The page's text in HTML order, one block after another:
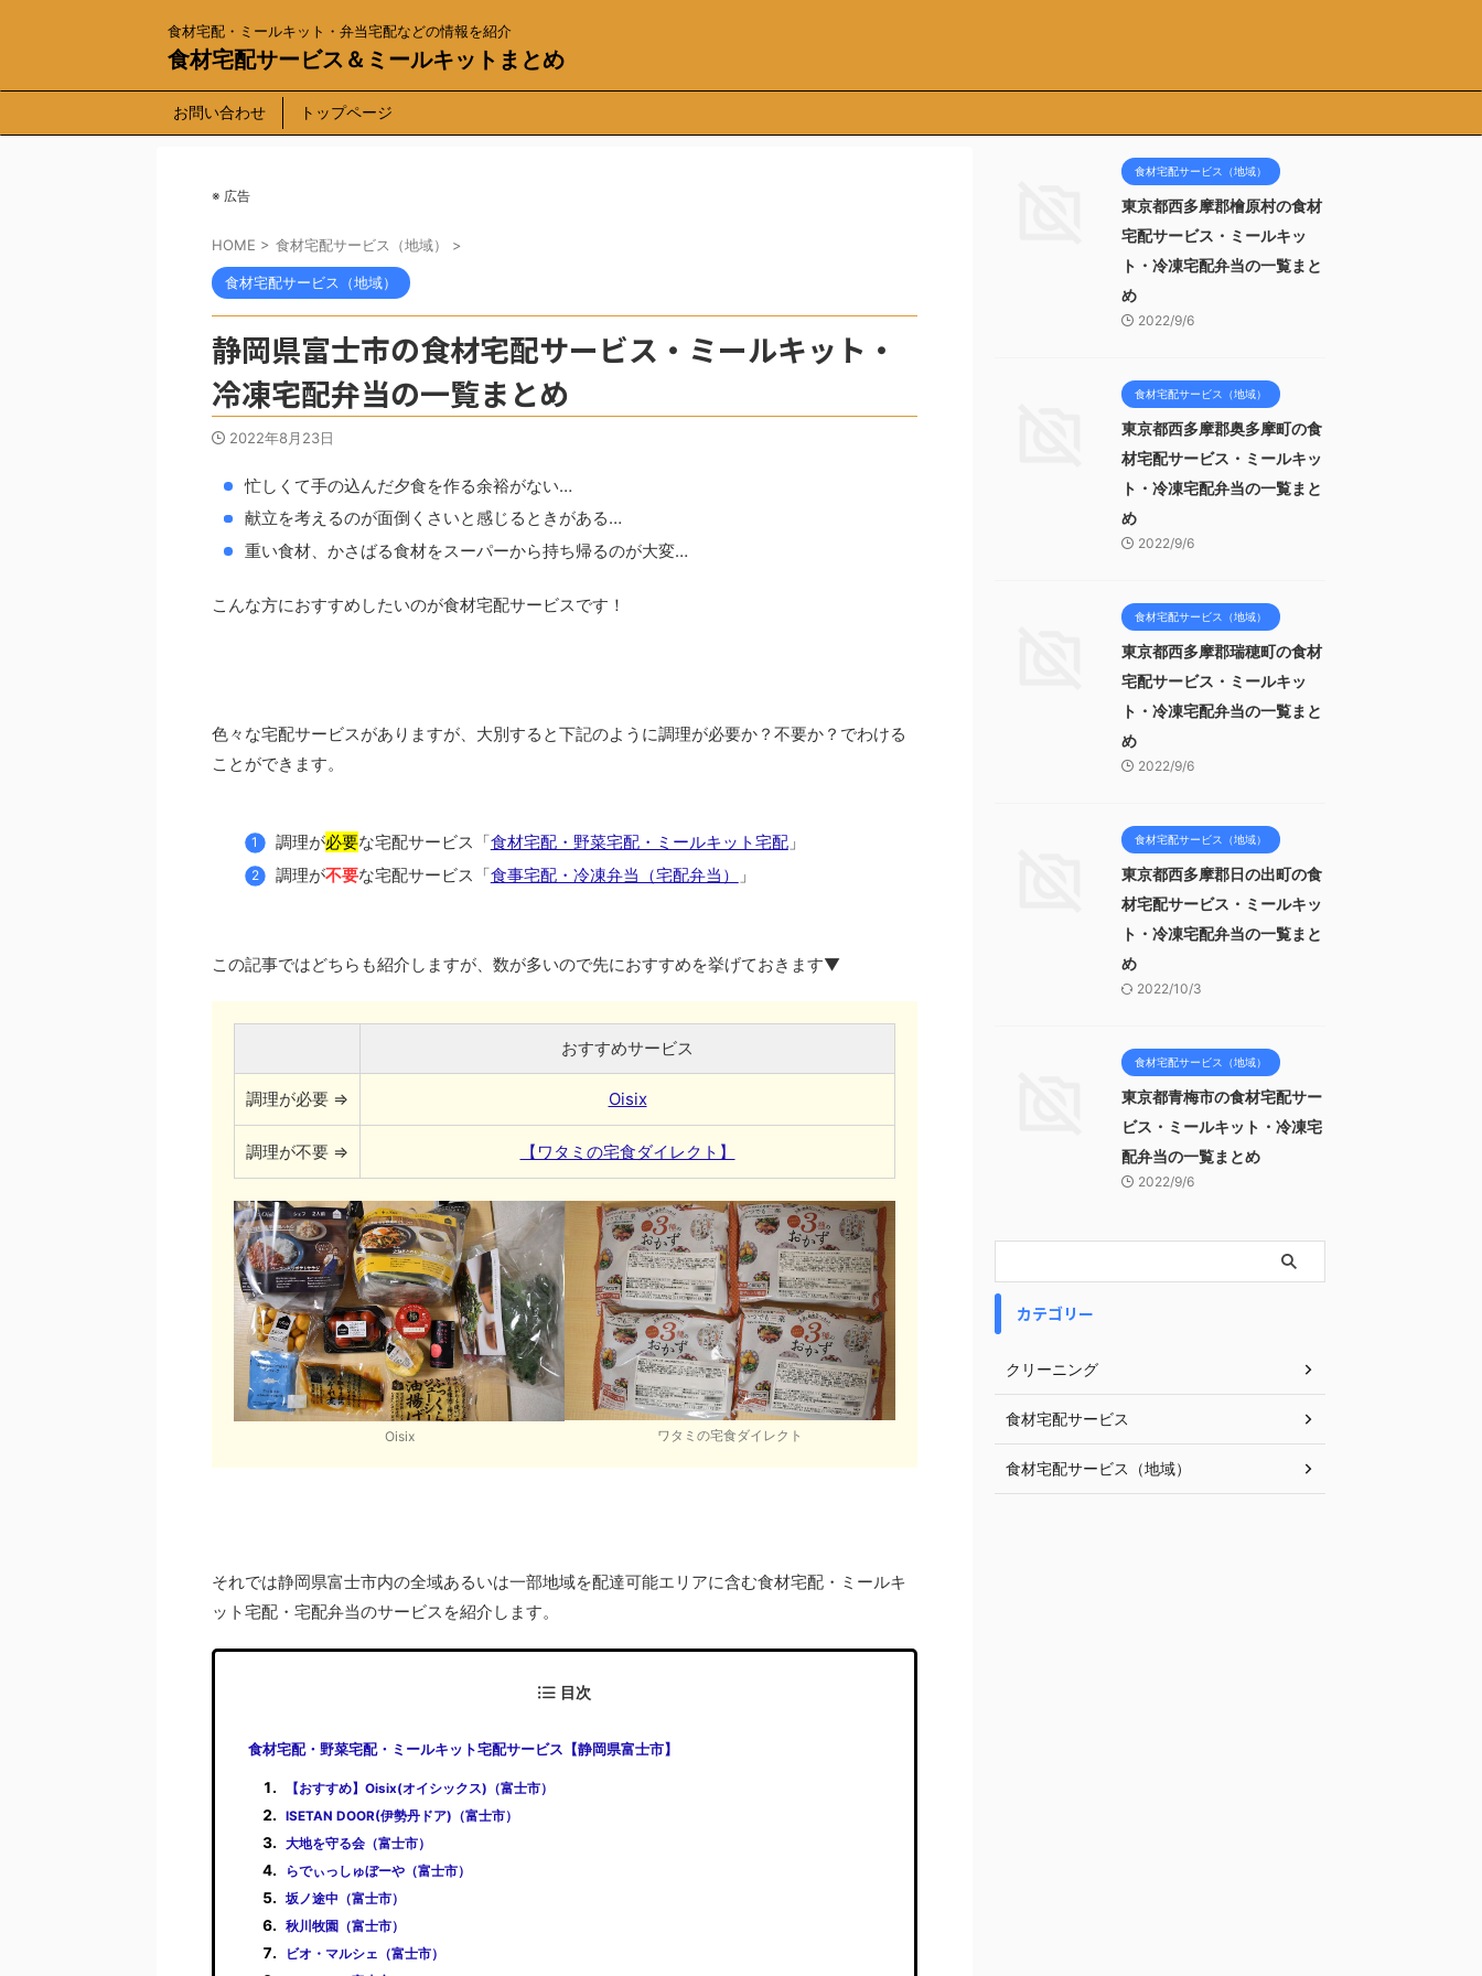
食材宅配・ミールキット・弁当宅配などの情報を紹介
食材宅配サービス＆ミールキットまとめ
お問い合わせ トップページ
※ 広告
HOME > 食材宅配サービス（地域） >
食材宅配サービス（地域）
静岡県富士市の食材宅配サービス・ミールキット・
冷凍宅配弁当の一覧まとめ
2022年8月23日
忙しくて手の込んだ夕食を作る余裕がない…
献立を考えるのが面倒くさいと感じるときがある…
重い食材、かさばる食材をスーパーから持ち帰るのが大変…
こんな方におすすめしたいのが食材宅配サービスです！
色々な宅配サービスがありますが、大別すると下記のように調理が必要か？不要か？でわける
ことができます。
調理が必要な宅配サービス「食材宅配・野菜宅配・ミールキット宅配」
調理が不要な宅配サービス「食事宅配・冷凍弁当（宅配弁当） 」
この記事ではどちらも紹介しますが、数が多いので先におすすめを挙げておきます▼
おすすめサービス
調理が必要 ⇒ Oisix
調理が不要 ⇒ 【ワタミの宅食ダイレクト】
Oisix ワタミの宅食ダイレクト
それでは静岡県富士市内の全域あるいは一部地域を配達可能エリアに含む食材宅配・ミールキ
ット宅配・宅配弁当のサービスを紹介します。
目次
食材宅配・野菜宅配・ミールキット宅配サービス【静岡県富士市】
【おすすめ】Oisix(オイシックス)（富士市）
ISETAN DOOR(伊勢丹ドア)（富士市）
大地を守る会（富士市）
らでぃっしゅぼーや（富士市）
坂ノ途中（富士市）
秋川牧園（富士市）
ビオ・マルシェ（富士市）
食材宅配サービス（地域）
東京都西多摩郡檜原村の食材
宅配サービス・ミールキッ
ト・冷凍宅配弁当の一覧まと
め
2022/9/6
食材宅配サービス（地域）
東京都西多摩郡奥多摩町の食
材宅配サービス・ミールキッ
ト・冷凍宅配弁当の一覧まと
め
2022/9/6
食材宅配サービス（地域）
東京都西多摩郡瑞穂町の食材
宅配サービス・ミールキッ
ト・冷凍宅配弁当の一覧まと
め
2022/9/6
食材宅配サービス（地域）
東京都西多摩郡日の出町の食
材宅配サービス・ミールキッ
ト・冷凍宅配弁当の一覧まと
め
2022/10/3
食材宅配サービス（地域）
東京都青梅市の食材宅配サー
ビス・ミールキット・冷凍宅
配弁当の一覧まとめ
2022/9/6
カテゴリー
クリーニング
食材宅配サービス
食材宅配サービス（地域）